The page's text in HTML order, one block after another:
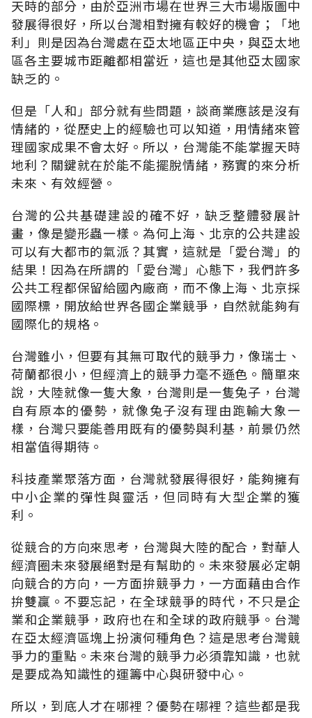
天時的部分，由於亞洲市場在世界三大市場版圖中
發展得很好，所以台灣相對擁有較好的機會；「地
利」則是因為台灣處在亞太地區正中央，與亞太地
區各主要城市距離都相當近，這也是其他亞太國家
缺乏的。
但是「人和」部分就有些問題，談商業應該是沒有
情緒的，從歷史上的經驗也可以知道，用情緒來管
理國家成果不會太好。所以，台灣能不能掌握天時
地利？關鍵就在於能不能擺脫情緒，務實的來分析
未來、有效經營。
台灣的公共基礎建設的確不好，缺乏整體發展計
畫，像是變形蟲一樣。為何上海、北京的公共建設
可以有大都市的氣派？其實，這就是「愛台灣」的
結果！因為在所謂的「愛台灣」心態下，我們許多
公共工程都保留給國內廠商，而不像上海、北京採
國際標，開放給世界各國企業競爭，自然就能夠有
國際化的規格。
台灣雖小，但要有其無可取代的競爭力，像瑞士、
荷蘭都很小，但經濟上的競爭力毫不遜色。簡單來
說，大陸就像一隻大象，台灣則是一隻兔子，台灣
自有原本的優勢，就像兔子沒有理由跑輸大象一
樣，台灣只要能善用既有的優勢與利基，前景仍然
相當值得期待。
科技產業聚落方面，台灣就發展得很好，能夠擁有
中小企業的彈性與靈活，但同時有大型企業的獲
利。
從競合的方向來思考，台灣與大陸的配合，對華人
經濟圈未來發展絕對是有幫助的。未來發展必定朝
向競合的方向，一方面拚競爭力，一方面藉由合作
拚雙贏。不要忘記，在全球競爭的時代，不只是企
業和企業競爭，政府也在和全球的政府競爭。台灣
在亞太經濟區塊上扮演何種角色？這是思考台灣競
爭力的重點。未來台灣的競爭力必須靠知識，也就
是要成為知識性的運籌中心與研發中心。
所以，到底人才在哪裡？優勢在哪裡？這些都是我